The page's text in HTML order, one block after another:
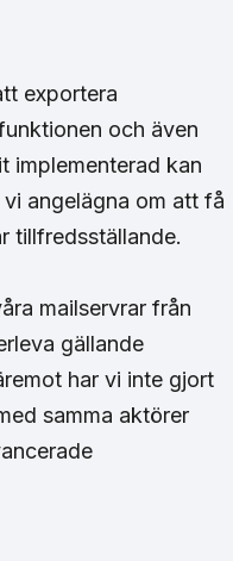
exportera
och även
implementerad kan
angelägna om att få
tillfredsställande.
mailservrar från
gällande
har vi inte gjort
samma aktörer